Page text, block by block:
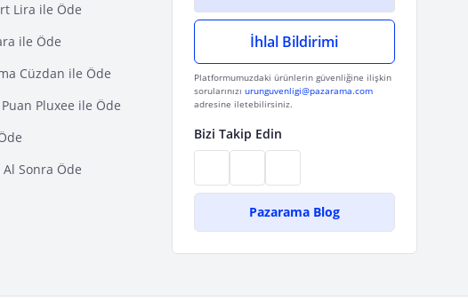
Lira ile Öde
ile Öde
Cüzdan ile Öde
Pluxee ile Öde
Sonra Öde
İhlal Bildirimi
Platformumuzdaki ürünlerin güvenliğine ilişkin
sorularınızı urunguvenligi@pazarama.com
adresine iletebilirsiniz.
Bizi Takip Edin
Pazarama Blog